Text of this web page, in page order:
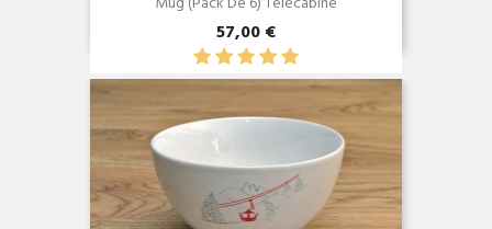
57,00 €
Aperçu rapide